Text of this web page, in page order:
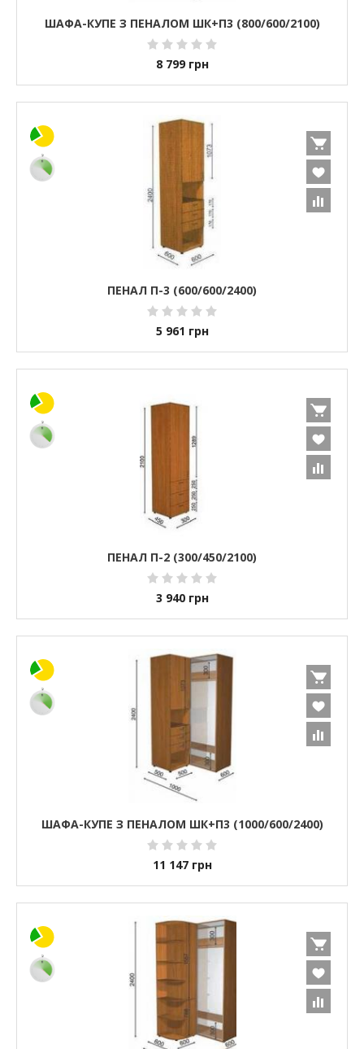
ШАФА-КУПЕ З ПЕНАЛОМ ШК+П3 (800/600/2100)
8 799 грн
ПЕНАЛ П-3 (600/600/2400)
5 961 грн
ПЕНАЛ П-2 (300/450/2100)
3 940 грн
ШАФА-КУПЕ З ПЕНАЛОМ ШК+П3 (1000/600/2400)
11 147 грн